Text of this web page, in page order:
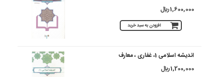
1,600,000 ريال
افزودن به سبد خرید
اندیشه اسلامی 1، غفاری ، معارف
1,200,000 ريال